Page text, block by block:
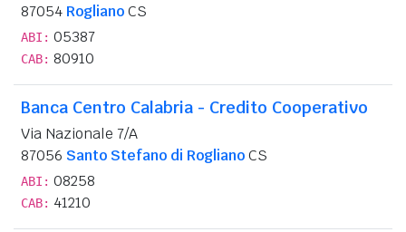
87054 RoglianoCS
ABI: 05387
CAB: 80910
Banca Centro Calabria - Credito Cooperativo
Via Nazionale 7/A
87056 Santo Stefano di RoglianoCS
ABI: 08258
CAB: 41210